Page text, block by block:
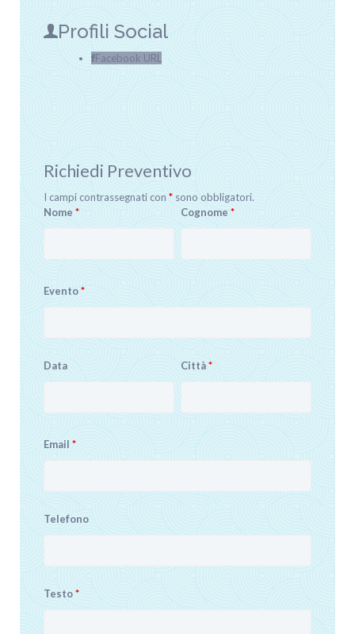
Profili Social
Facebook URL
Richiedi Preventivo
I campi contrassegnati con * sono obbligatori.
Nome * Cognome*
Evento*
Data Città*
Email *
Telefono
Testo*